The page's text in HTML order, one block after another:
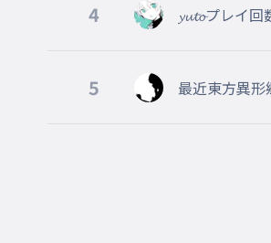
4 𝔂𝓾𝓽𝓸プレイ
5 最近東方異